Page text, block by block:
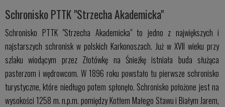
Schronisko PTTK "Strzecha Akademicka"
Schronisko PTTK "Strzecha Akademicka" to jedno z największych i
najstarszych schronisk w polskich Karkonoszach. Już w XVII wieku przy
szlaku wiodącym przez Złotówkę na Śnieżkę istniała buda służąca
pasterzom i wędrowcom. W 1896 roku powstało tu pierwsze schronisko
turystyczne, które niedługo potem spłonęło. Schronisko położone jest na
wysokości 1258 m. n.p.m. pomiędzy Kotłem Małego Stawu i Białym Jarem,